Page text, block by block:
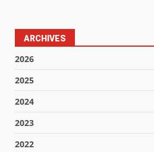
ARCHIVES
2026
2025
2024
2023
2022